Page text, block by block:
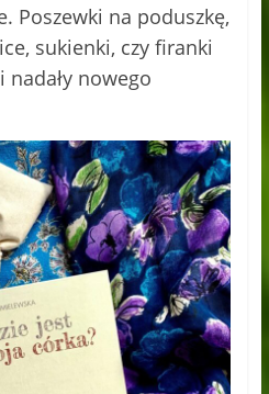
Poszewki na poduszkę,
sukienki, czy firanki
nadały nowego